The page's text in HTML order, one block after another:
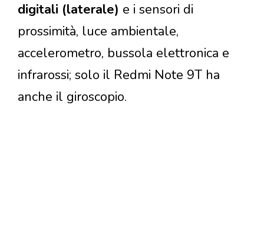
digitali (laterale) e i sensori di
prossimità, luce ambientale,
accelerometro, bussola elettronica e
infrarossi; solo il Redmi Note 9T ha
anche il giroscopio.